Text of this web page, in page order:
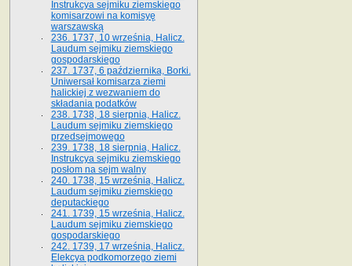
Instrukcya sejmiku ziemskiego
komisarzowi na komisyę
warszawską
236. 1737, 10 września, Halicz.
Laudum sejmiku ziemskiego
gospodarskiego
237. 1737, 6 października, Borki.
Uniwersał komisarza ziemi
halickiej z wezwaniem do
składania podatków
238. 1738, 18 sierpnia, Halicz.
Laudum sejmiku ziemskiego
przedsejmowego
239. 1738, 18 sierpnia, Halicz.
Instrukcya sejmiku ziemskiego
posłom na sejm walny
240. 1738, 15 września, Halicz.
Laudum sejmiku ziemskiego
deputackiego
241. 1739, 15 września, Halicz.
Laudum sejmiku ziemskiego
gospodarskiego
242. 1739, 17 września, Halicz.
Elekcya podkomorzego ziemi